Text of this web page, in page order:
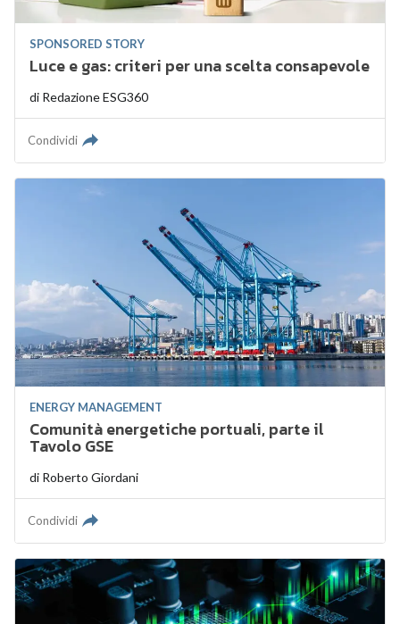
SPONSORED STORY
Luce e gas: criteri per una scelta consapevole
di Redazione ESG360
Condividi
ENERGY MANAGEMENT
Comunità energetiche portuali, parte il
Tavolo GSE
di Roberto Giordani
Condividi